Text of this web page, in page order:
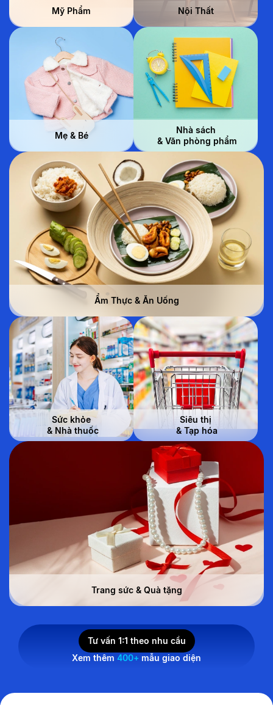
Mỹ Phẩm Nội Thất
Mẹ & Bé
Nhà sách
& Văn phòng phẩm
Ẩm Thực & Ăn Uống
Sức khỏe
& Nhà thuốc
Trang sức & Quà tặng
Siêu thị
& Tạp hóa
Tư vấn 1:1 theo nhu cầu
Xem thêm 400+ mẫu giao diện